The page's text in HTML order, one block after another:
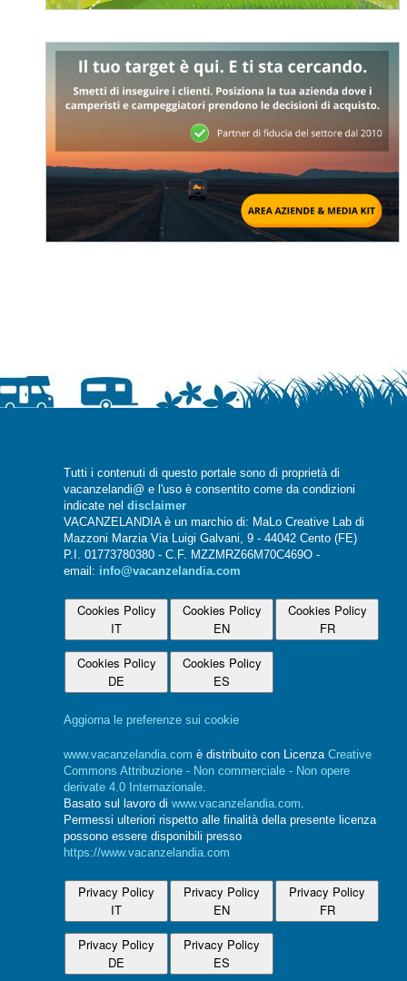
Tutti i contenuti di questo portale sono di proprietà di
vacanzelandi@ e l'uso è consentito come da condizioni
indicate nel disclaimer
VACANZELANDIA è un marchio di: MaLo Creative Lab di
Mazzoni Marzia Via Luigi Galvani, 9 - 44042 Cento (FE)
P.I. 01773780380 - C.F. MZZMRZ66M70C469O -
email: info@vacanzelandia.com
Cookies Policy
IT
Cookies Policy
EN
Cookies Policy
FR
Cookies Policy
DE
Cookies Policy
ES
Aggiorna le preferenze sui cookie
www.vacanzelandia.com è distribuito con Licenza Creative
Commons Attribuzione - Non commerciale - Non opere
derivate 4.0 Internazionale
Basato sul lavoro di www.vacanzelandia.com
Permessi ulteriori rispetto alle finalità della presente licenza
possono essere disponibili presso
https://www.vacanzelandia.com
Privacy Policy
IT
Privacy Policy
EN
Privacy Policy
FR
Privacy Policy
DE
Privacy Policy
ES